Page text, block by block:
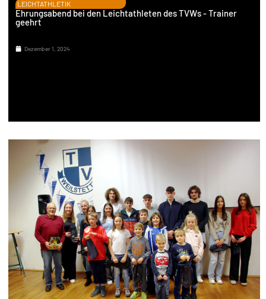
LEICHTATHLETIK
Ehrungsabend bei den Leichtathleten des TVWs - Trainer
geehrt
Dezember 1, 2024